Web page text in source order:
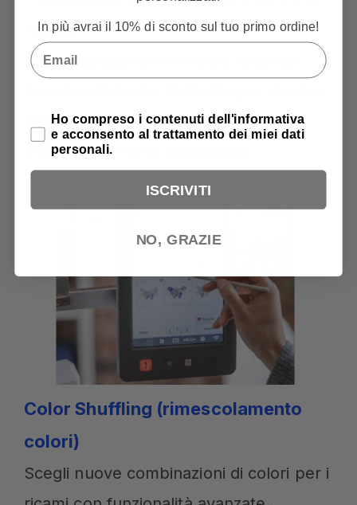
ricami
La visualizzazione in tempo reale del
consente di posizionare il ricamo
esattamente dove desiderato.
Color Shuffling (rimescolamento
colori)
Scegli nuove combinazioni di colori per i
In più avrai il 10% di sconto sul tuo primo ordine!
Email
Privacy Policy
Ho compreso i contenuti dell'informativa
e acconsento al trattamento dei miei dati
personali.
ISCRIVITI
NO, GRAZIE